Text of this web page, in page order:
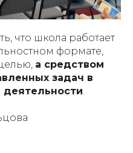
что школа работает
формате,
а средством
задач в
деятельности.